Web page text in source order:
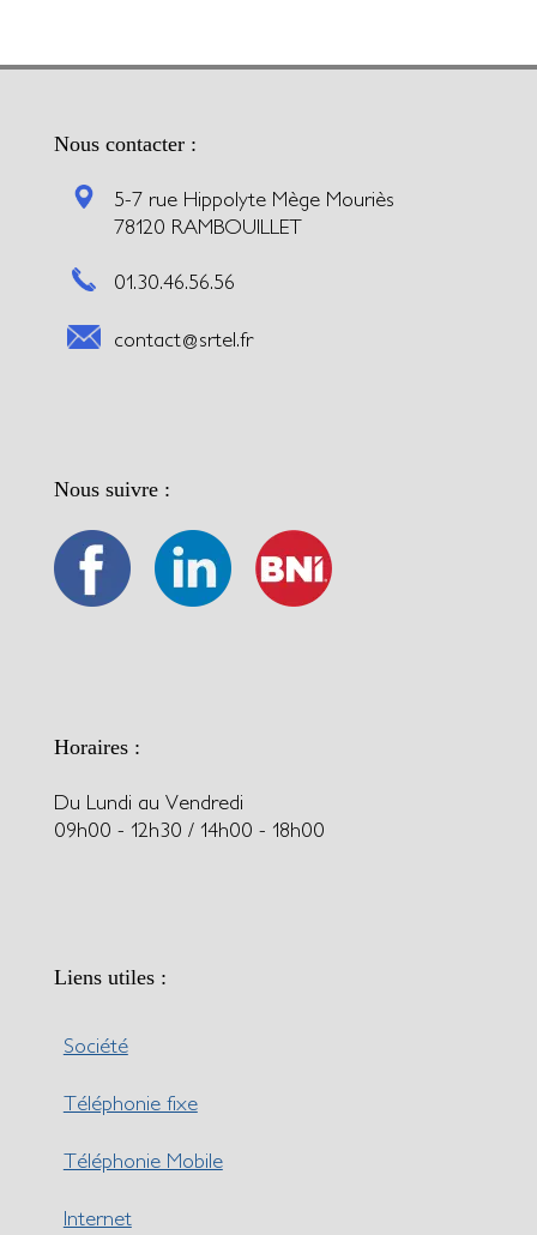
Nous contacter :
5-7 rue Hippolyte Mège Mouriès
78120 RAMBOUILLET
01.30.46.56.56
contact@srtel.fr
Nous suivre :
Horaires :
Du Lundi au Vendredi
09h00 - 12h30 / 14h00 - 18h00
Liens utiles :
Société
Téléphonie fixe
Téléphonie Mobile
Internet